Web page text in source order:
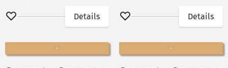
Merken
Details
Merken
Details